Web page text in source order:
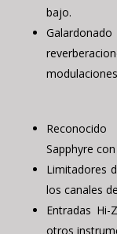
bajo.
Sapphyre
Limitadores
los canales
Entradas
otros